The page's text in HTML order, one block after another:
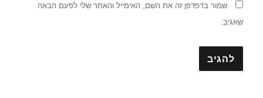
שמור בדפדפן זה את השם, האימייל והאתר שלי לפעם הבאה
שאגיב.